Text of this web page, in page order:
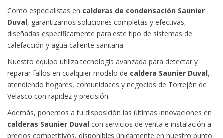
Como especialistas en calderas de condensación Saunier
Duval, garantizamos soluciones completas y efectivas,
diseñadas específicamente para este tipo de sistemas de
calefacción y agua caliente sanitaria.
Nuestro equipo utiliza tecnología avanzada para detectar y
reparar fallos en cualquier modelo de caldera Saunier Duval,
atendiendo hogares, comunidades y negocios de Torrejón de
Velasco con rapidez y precisión.
Además, ponemos a tu disposición las últimas innovaciones en
calderas Saunier Duval con servicios de venta e instalación a
precios competitivos, disponibles únicamente en nuestro punto